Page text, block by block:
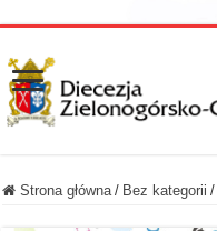
Strona główna / Bez kategorii /